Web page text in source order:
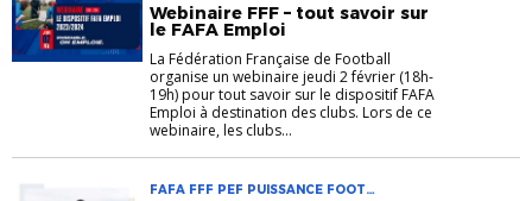
Webinaire FFF – tout savoir sur
le FAFA Emploi
La Fédération Française de Football
organise un webinaire jeudi 2 février (18h-
19h) pour tout savoir sur le dispositif FAFA
Emploi à destination des clubs. Lors de ce
webinaire, les clubs...
FAFA FFF PEF PUISSANCE FOOT